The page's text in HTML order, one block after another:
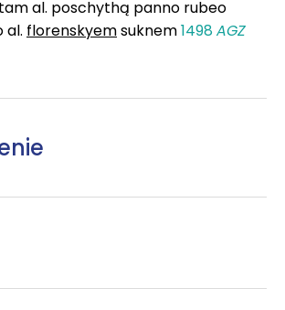
al. poschythą panno rubeo
al. florenskyemsuknem1498AGZ